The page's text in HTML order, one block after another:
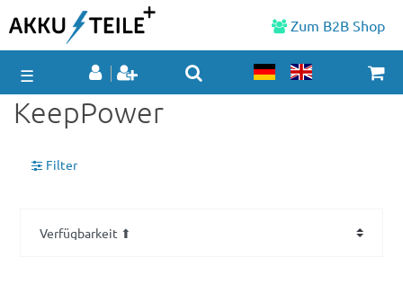
Zum B2B Shop
☰
KeepPower
Filter